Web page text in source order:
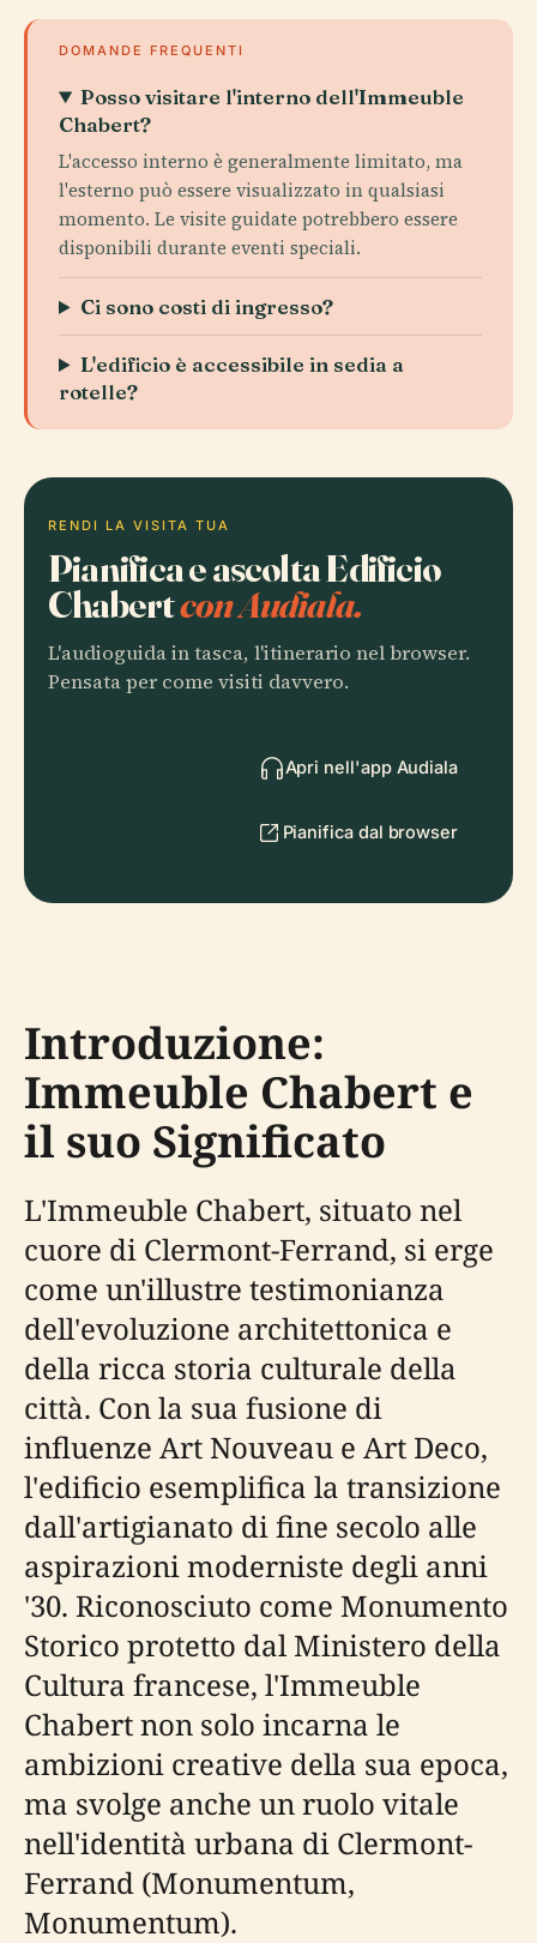
DOMANDE FREQUENTI
Posso visitare l'interno dell'Immeuble
Chabert?
L'accesso interno è generalmente limitato, ma
l'esterno può essere visualizzato in qualsiasi
momento. Le visite guidate potrebbero essere
disponibili durante eventi speciali.
Ci sono costi di ingresso?
L'edificio è accessibile in sedia a
rotelle?
RENDI LA VISITA TUA
Pianifica e ascolta Edificio
Chabertcon Audiala.
L'audioguida in tasca, l'itinerario nel browser.
Pensata per come visiti davvero.
Apri nell'app Audiala
Pianifica dal browser
Introduzione:
Immeuble Chabert e
il suo Significato
L'Immeuble Chabert, situato nel
cuore di Clermont-Ferrand, si erge
come un'illustre testimonianza
dell'evoluzione architettonica e
della ricca storia culturale della
città. Con la sua fusione di
influenze Art Nouveau e Art Deco,
l'edificio esemplifica la transizione
dall'artigianato di fine secolo alle
aspirazioni moderniste degli anni
'30. Riconosciuto come Monumento
Storico protetto dal Ministero della
Cultura francese, l'Immeuble
Chabert non solo incarna le
ambizioni creative della sua epoca,
ma svolge anche un ruolo vitale
nell'identità urbana di Clermont-
Ferrand (Monumentum,
Monumentum).